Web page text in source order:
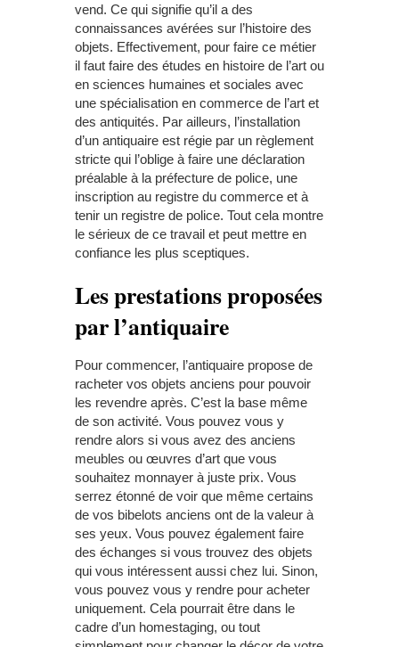
vend. Ce qui signifie qu’il a des
connaissances avérées sur l’histoire des
objets. Effectivement, pour faire ce métier
il faut faire des études en histoire de l’art ou
en sciences humaines et sociales avec
une spécialisation en commerce de l’art et
des antiquités. Par ailleurs, l’installation
d’un antiquaire est régie par un règlement
stricte qui l’oblige à faire une déclaration
préalable à la préfecture de police, une
inscription au registre du commerce et à
tenir un registre de police. Tout cela montre
le sérieux de ce travail et peut mettre en
confiance les plus sceptiques.
Les prestations proposées
par l’antiquaire
Pour commencer, l’antiquaire propose de
racheter vos objets anciens pour pouvoir
les revendre après. C’est la base même
de son activité. Vous pouvez vous y
rendre alors si vous avez des anciens
meubles ou œuvres d’art que vous
souhaitez monnayer à juste prix. Vous
serrez étonné de voir que même certains
de vos bibelots anciens ont de la valeur à
ses yeux. Vous pouvez également faire
des échanges si vous trouvez des objets
qui vous intéressent aussi chez lui. Sinon,
vous pouvez vous y rendre pour acheter
uniquement. Cela pourrait être dans le
cadre d’un homestaging, ou tout